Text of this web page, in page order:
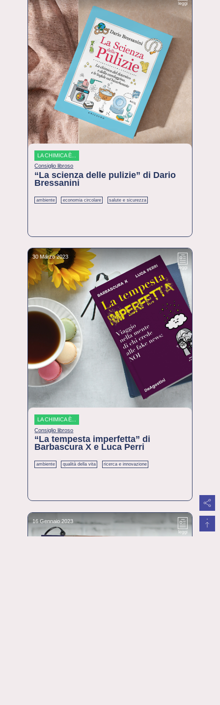
leggi
LA CHIMICA È...
Consiglio libroso
“La scienza delle pulizie” di Dario
Bressanini
ambiente economia circolare salute e sicurezza
30 Marzo 2023
leggi
LA CHIMICA È...
Consiglio libroso
“La tempesta imperfetta” di
Barbascura X e Luca Perri
ambiente qualità della vita ricerca e innovazione
16 Gennaio 2023
leggi